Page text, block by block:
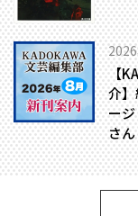
【
介
ー
さん